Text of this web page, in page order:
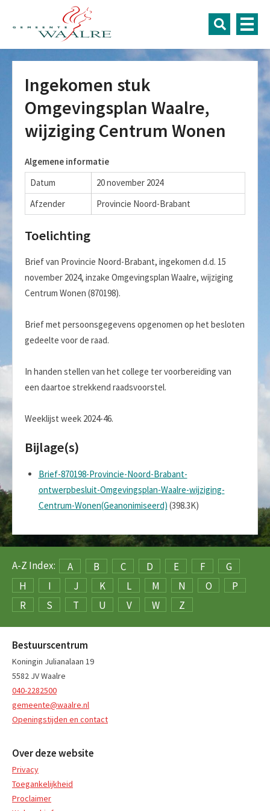
Ingekomen stuk
Omgevingsplan Waalre,
wijziging Centrum Wonen
Algemene informatie
Datum
20 november 2024
Afzender
Provincie Noord-Brabant
Toelichting
Brief van Provincie Noord-Brabant, ingekomen d.d. 15
november 2024, inzake Omgevingsplan Waalre, wijziging
Centrum Wonen (870198).
Brief met persoonsgegevens opgenomen op het besloten
gedeelte voor de raad.
In handen stellen van het college ter voorbereiding van
een daartoe strekkend raadsvoorstel.
Weeklijst week 2024-46.
Bijlage(s)
Brief-870198-Provincie-Noord-Brabant-
ontwerpbesluit-Omgevingsplan-Waalre-wijziging-
Centrum-Wonen(Geanonimiseerd) (398.3K)
A-Z Index: A B C D E F
G
H
I J K L M N O
P
R
S T U V W Z
Bestuurscentrum
Koningin Julianalaan 19
5582 JV Waalre
040-2282500
gemeente@waalre.nl
Openingstijden en contact
Over deze website
Privacy
Toegankelijkheid
Proclaimer